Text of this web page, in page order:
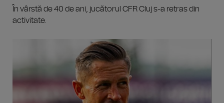
În vârstă de 40 de ani, jucătorul CFR Cluj s-a retras din
activitate.